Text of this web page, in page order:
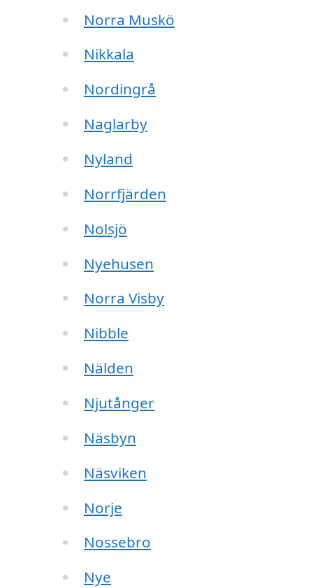
Norra Muskö
Nikkala
Nordingrå
Naglarby
Nyland
Norrfjärden
Nolsjö
Nyehusen
Norra Visby
Nibble
Nälden
Njutånger
Näsbyn
Näsviken
Norje
Nossebro
Nye